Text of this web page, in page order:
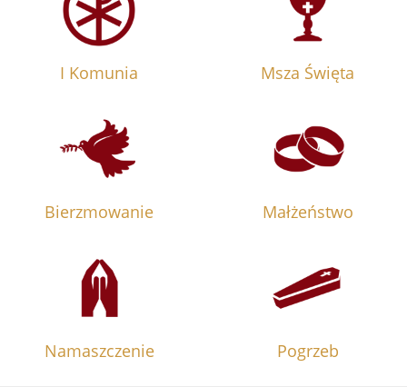
I Komunia Msza Święta
Bierzmowanie Małżeństwo
Namaszczenie Pogrzeb